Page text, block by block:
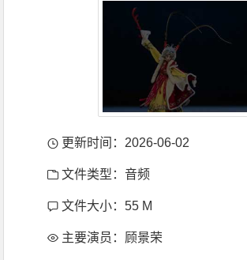
更新时间：2026-06-02
文件类型：音频
文件大小：55 M
主要演员：顾景荣